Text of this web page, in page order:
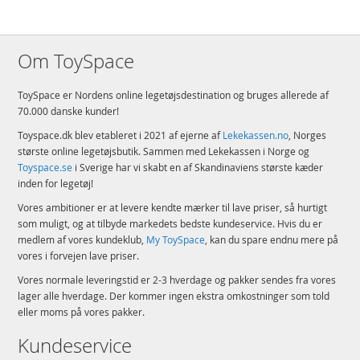
Om ToySpace
ToySpace er Nordens online legetøjsdestination og bruges allerede af
70.000 danske kunder!
Toyspace.dk blev etableret i 2021 af ejerne afLekekassen.no, Norges
største online legetøjsbutik. Sammen med Lekekassen i Norge og
Toyspace.se i Sverige har vi skabt en af Skandinaviens største kæder
inden for legetøj!
Vores ambitioner er at levere kendte mærker til lave priser, så hurtigt
som muligt, og at tilbyde markedets bedste kundeservice. Hvis du er
medlem af vores kundeklub, My ToySpace, kan du spare endnu mere på
vores i forvejen lave priser.
Vores normale leveringstid er 2-3 hverdage og pakker sendes fra vores
lager alle hverdage. Der kommer ingen ekstra omkostninger som told
eller moms på vores pakker.
Kundeservice